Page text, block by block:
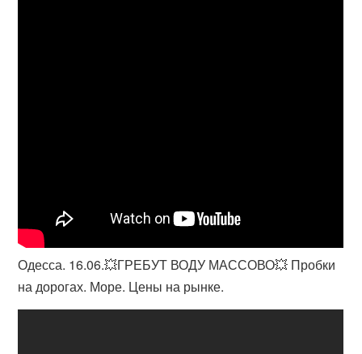
Одесса. 16.06.💥ГРЕБУТ ВОДУ МАССОВО💥 Пробки
на дорогах. Море. Цены на рынке.